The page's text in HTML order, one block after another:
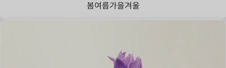
봄여름가을겨울